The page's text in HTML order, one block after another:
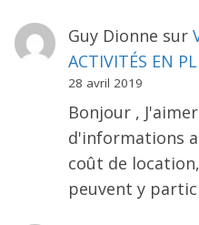
Guy Dionne sur
ACTIVITÉS EN
28 avril 2019
Bonjour ,
d'informations
coût de
peuvent y